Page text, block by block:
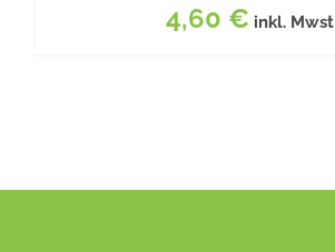
4,60 € inkl. Mwst